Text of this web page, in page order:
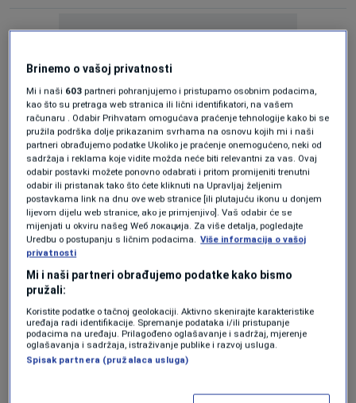
Oglas
POLITIČKA SCENA U RS
Imaju li šanse protiv SNSD-a? Opozicija u
Predsjedništvo BiH vode odvojene bitke
22. jul.
Duraković pozvao kandidate za
Predsjedništvo BiH da predizborne
skupove održe u povratničkim
zajednicama
Brinemo o vašoj privatnosti
Mi i naši 603 partneri pohranjujemo i pristupamo osobnim podacima,
kao što su pretraga web stranica ili lični identifikatori, na vašem
računaru . Odabir Prihvatam omogućava praćenje tehnologije kako bi se
pružila podrška dolje prikazanim svrhama na osnovu kojih mi i naši
partneri obrađujemo podatke Ukoliko je praćenje onemogućeno, neki od
sadržaja i reklama koje vidite možda neće biti relevantni za vas. Ovaj
odabir postavki možete ponovno odabrati i pritom promijeniti trenutni
odabir ili pristanak tako što ćete kliknuti na Upravljaj željenim
postavkama link na dnu ove web stranice [ili plutajuću ikonu u donjem
lijevom dijelu web stranice, ako je primjenjivo]. Vaš odabir će se
mijenjati u okviru našeg Wеб локација. Za više detalja, pogledajte
Uredbu o postupanju s ličnim podacima. Više informacija o vašoj
privatnosti
Mi i naši partneri obrađujemo podatke kako bismo
pružali:
Koristite podatke o tačnoj geolokaciji. Aktivno skenirajte karakteristike
uređaja radi identifikacije. Spremanje podataka i/ili pristupanje
podacima na uređaju. Prilagođeno oglašavanje i sadržaj, mjerenje
oglašavanja i sadržaja, istraživanje publike i razvoj usluga.
Spisak partnera (pružalaca usluga)